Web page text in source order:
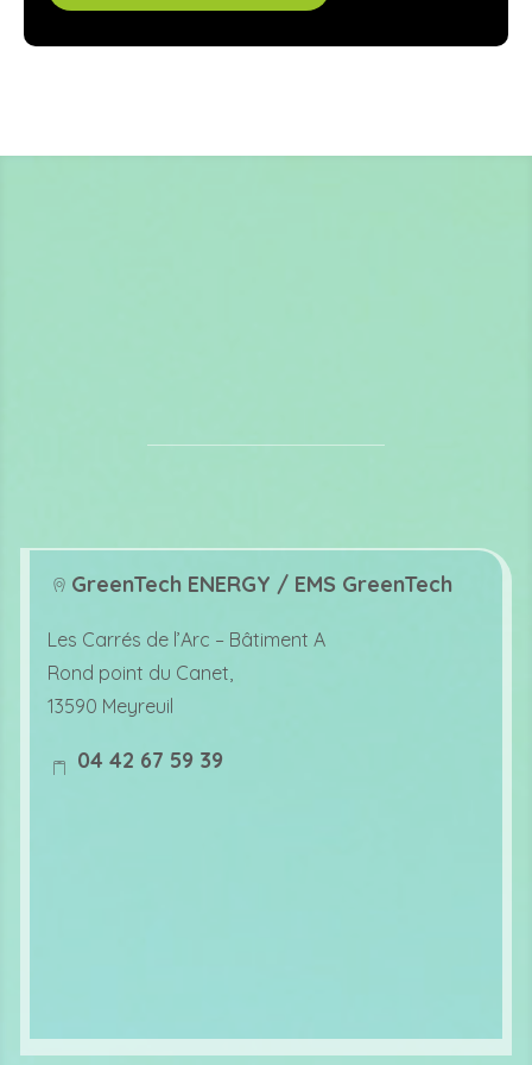
lo
c
at
n
GreenTech ENERGY / EMS GreenTech
Les Carrés de l’Arc – Bâtiment A
Rond point du Canet,
13590 Meyreuil
n
04 42 67 59 39